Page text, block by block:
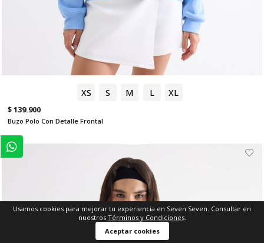
XS S M L XL
$ 139.900
Buzo Polo Con Detalle Frontal
Usamos cookies para mejorar tu experiencia en Seven Seven. Consultar en
nuestros Términos y Condiciones.
Aceptar cookies